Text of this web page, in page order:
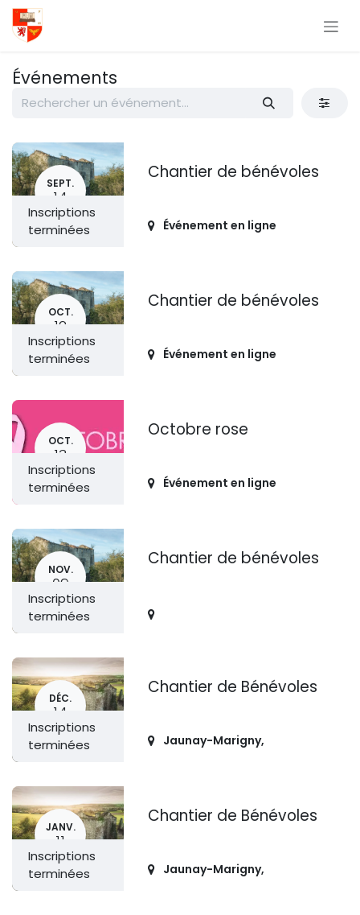
Se rendre au contenu
Événements
SEPT.
14
Inscriptions
terminées
Chantier de bénévoles
Événement en ligne
OCT.
12
Inscriptions
terminées
Chantier de bénévoles
Événement en ligne
OCT.
13
Inscriptions
terminées
Octobre rose
Événement en ligne
NOV.
09
Inscriptions
terminées
Chantier de bénévoles
DÉC.
14
Inscriptions
terminées
Chantier de Bénévoles
Jaunay-Marigny,
JANV.
11
Inscriptions
terminées
Chantier de Bénévoles
Jaunay-Marigny,